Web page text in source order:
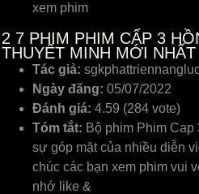
xem phim
2 7 PHIM PHIM CẤP 3
THUYẾT MINH MỚI NHẤT
Tác giả:
Ngày đăng: 05/07/2022
Đánh giá: 4.59 (284 vote)
Tóm tắt: Bộ phim Phim
sự góp mặt của nhiều diễn
chúc các bạn xem phim vui
nhớ like &